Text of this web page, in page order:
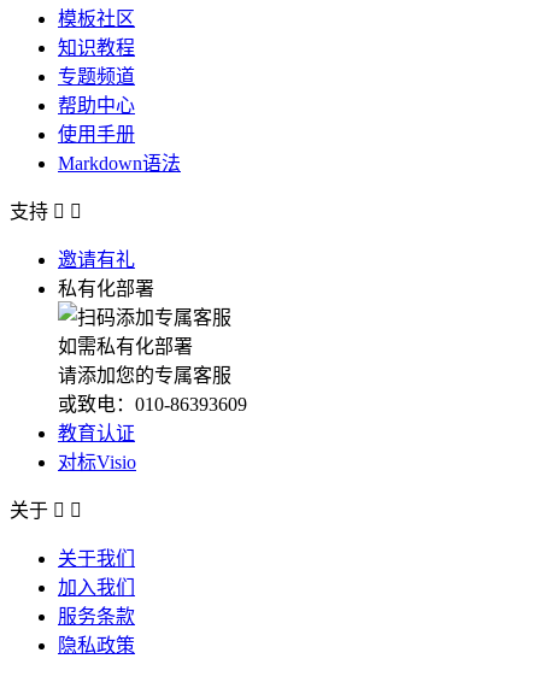
模板社区
知识教程
专题频道
帮助中心
使用手册
Markdown语法
支持  
邀请有礼
私有化部署
如需私有化部署
请添加您的专属客服
或致电：010-86393609
教育认证
对标Visio
关于  
关于我们
加入我们
服务条款
隐私政策